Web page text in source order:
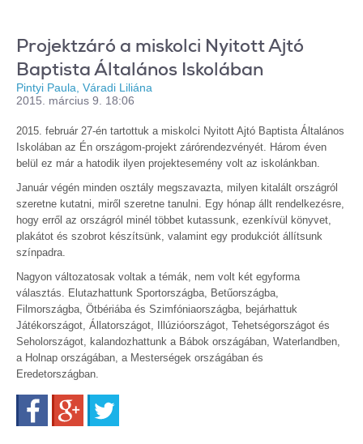
Projektzáró a miskolci Nyitott Ajtó
Baptista Általános Iskolában
Pintyi Paula, Váradi Liliána
2015. március 9. 18:06
2015. február 27-én tartottuk a miskolci Nyitott Ajtó Baptista Általános
Iskolában az Én országom-projekt zárórendezvényét. Három éven
belül ez már a hatodik ilyen projektesemény volt az iskolánkban.
Január végén minden osztály megszavazta, milyen kitalált országról
szeretne kutatni, miről szeretne tanulni. Egy hónap állt rendelkezésre,
hogy erről az országról minél többet kutassunk, ezenkívül könyvet,
plakátot és szobrot készítsünk, valamint egy produkciót állítsunk
színpadra.
Nagyon változatosak voltak a témák, nem volt két egyforma
választás. Elutazhattunk Sportországba, Betűországba,
Filmországba, Ötbériába és Szimfóniaországba, bejárhattuk
Játékországot, Állatországot, Illúzióországot, Tehetségországot és
Seholországot, kalandozhattunk a Bábok országában, Waterlandben,
a Holnap országában, a Mesterségek országában és
Eredetországban.
FacebookGoogle+